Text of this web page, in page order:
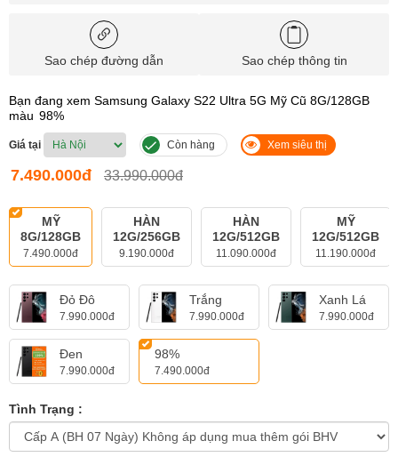
Sao chép đường dẫn Sao chép thông tin
Bạn đang xem Samsung Galaxy S22 Ultra 5G Mỹ Cũ 8G/128GB
màu 98%
Giá tại Còn hàng Xem siêu thị
7.490.000đ 33.990.000đ
MỸ
8G/128GB
7.490.000đ
HÀN
12G/256GB
9.190.000đ
HÀN
12G/512GB
11.090.000đ
MỸ
12G/512GB
11.190.000đ
Đỏ Đô
7.990.000đ
Trắng
7.990.000đ
Xanh Lá
7.990.000đ
Đen
7.990.000đ
98%
7.490.000đ
Tình Trạng :